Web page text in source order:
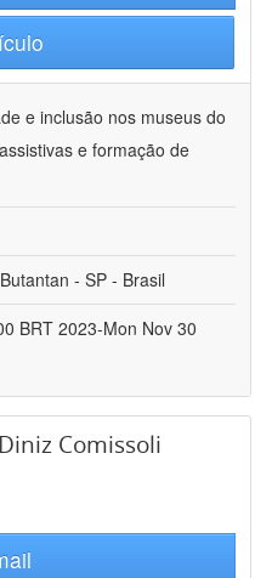
e inclusão nos museus do
e formação de
- SP - Brasil
BRT 2023-Mon Nov 30
Comissoli